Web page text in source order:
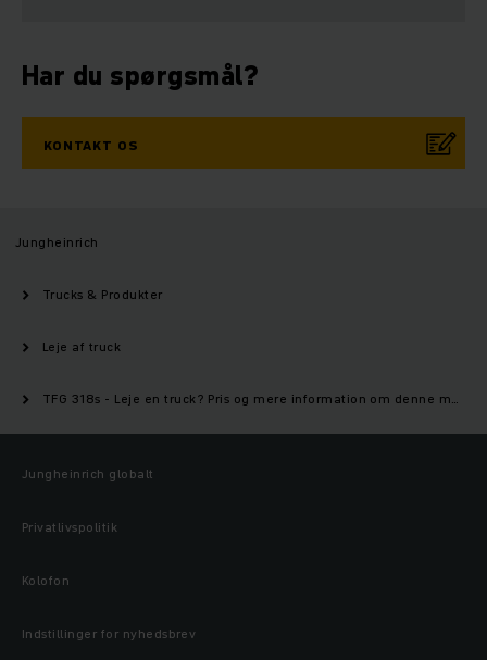
Har du spørgsmål?
KONTAKT OS
Jungheinrich
Trucks & Produkter
Leje af truck
TFG 318s - Leje en truck? Pris og mere information om denne model | Jungheinrich
Jungheinrich globalt
Privatlivspolitik
Kolofon
Indstillinger for nyhedsbrev